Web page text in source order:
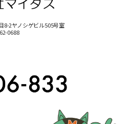
8-2ヤノシゲビル505号室
0688